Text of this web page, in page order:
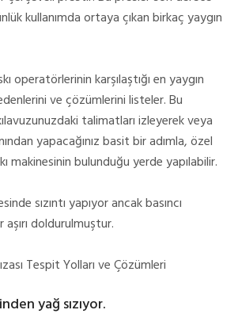
kullanımda ortaya çıkan birkaç yaygın
operatörlerinin karşılaştığı en yaygın
ve çözümlerini listeler. Bu
talimatları izleyerek veya
yapacağınız basit bir adımla, özel
makinesinin bulunduğu yerde yapılabilir.
sızıntı yapıyor ancak basıncı
doldurulmuştur.
Tespit Yolları ve Çözümleri
yağ sızıyor.